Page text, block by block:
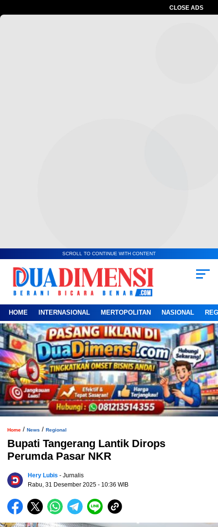
CLOSE ADS
SCROLL TO CONTINUE WITH CONTENT
HOME INTERNASIONAL MERTOPOLITAN NASIONAL
Home / News / Regional
Bupati Tangerang Lantik Dirops
Perumda Pasar NKR
Hery Lubis - Jurnalis
Rabu, 31 Desember 2025 - 10:36 WIB